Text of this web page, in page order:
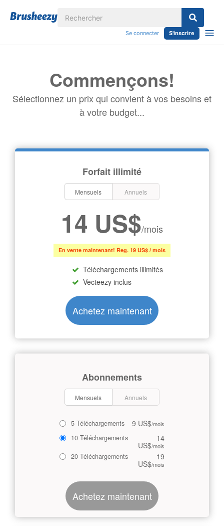
Se connecter S'inscrire
Commençons!
Sélectionnez un prix qui convient à vos besoins et
à votre budget...
Forfait illimité
Mensuels Annuels
14 US$/mois
En vente maintenant! Reg. 19 US$ / mois
Téléchargements illimités
Vecteezy inclus
Achetez maintenant
Abonnements
Mensuels Annuels
5 Téléchargements 9 US$/mois
10 Téléchargements 14
US$/mois
20 Téléchargements 19
US$/mois
Achetez maintenant